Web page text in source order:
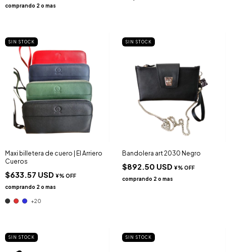
SIN STOCK
Maxi billetera de cuero | El Arriero
Cueros
$633.57 USD
+20
SIN STOCK
Bandolera art 2030 Negro
$892.50 USD
SIN STOCK SIN STOCK